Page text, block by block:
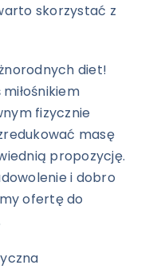
skorzystać z
diet!
fizycznie
masę
propozycję.
i dobro
ofertę do